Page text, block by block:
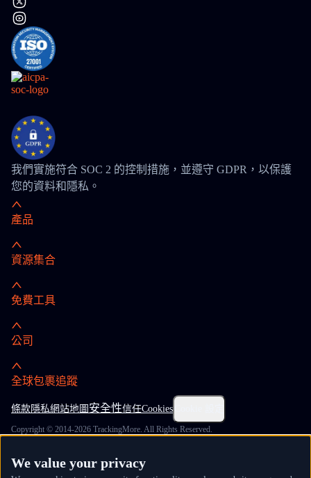
我們實施符合 SOC 2 的控制措施，並遵守 GDPR，以保護
您的資料和隱私。
產品
資源集合
免費工具
公司
全球包裹追蹤
條款隱私網站地圖 安全性信任Cookies
Copyright © 2014-2026 TrackingMore. All Rights Reserved.
We value your privacy